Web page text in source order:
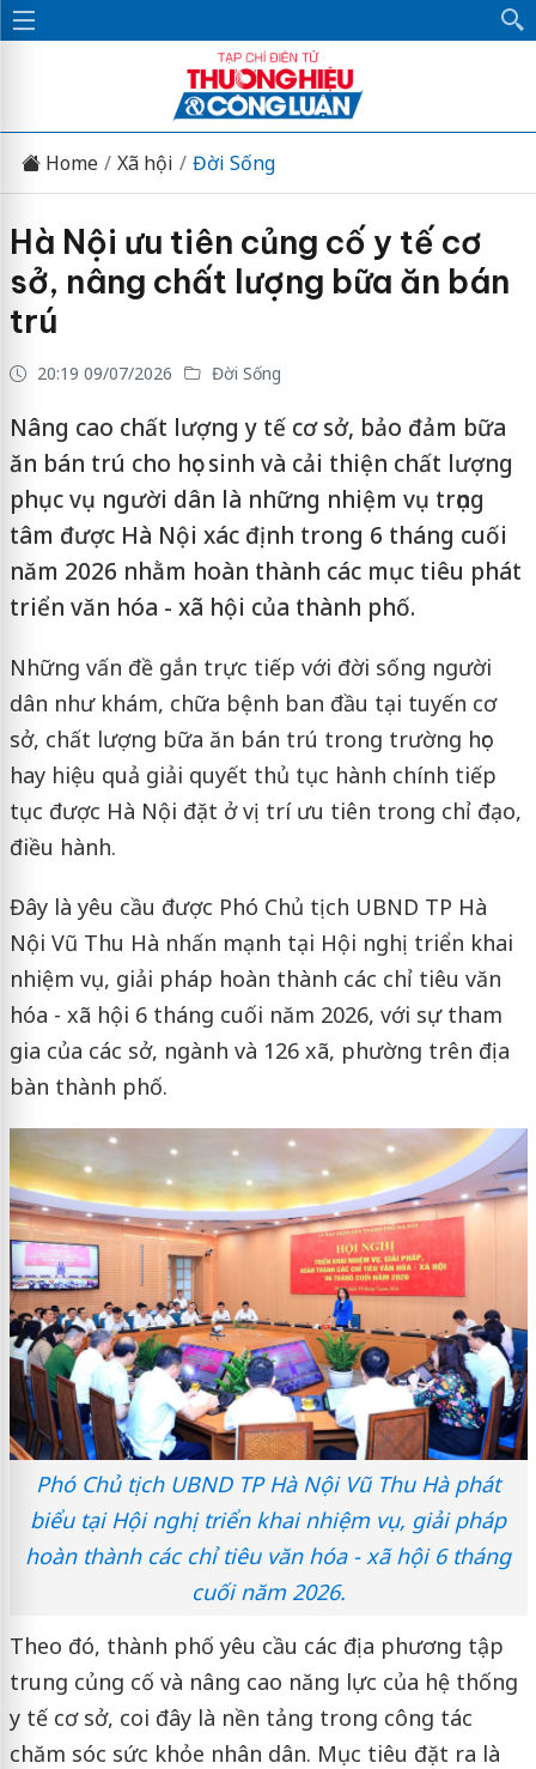
Home Xã hội Đời Sống
Hà Nội ưu tiên củng cố y tế cơ
sở, nâng chất lượng bữa ăn bán
trú
20:19 09/07/2026 Đời Sống
Nâng cao chất lượng y tế cơ sở, bảo đảm bữa
ăn bán trú cho học sinh và cải thiện chất lượng
phục vụ người dân là những nhiệm vụ trọng
tâm được Hà Nội xác định trong 6 tháng cuối
năm 2026 nhằm hoàn thành các mục tiêu phát
triển văn hóa - xã hội của thành phố.
Những vấn đề gắn trực tiếp với đời sống người
dân như khám, chữa bệnh ban đầu tại tuyến cơ
sở, chất lượng bữa ăn bán trú trong trường học
hay hiệu quả giải quyết thủ tục hành chính tiếp
tục được Hà Nội đặt ở vị trí ưu tiên trong chỉ đạo,
điều hành.
Đây là yêu cầu được Phó Chủ tịch UBND TP Hà
Nội Vũ Thu Hà nhấn mạnh tại Hội nghị triển khai
nhiệm vụ, giải pháp hoàn thành các chỉ tiêu văn
hóa - xã hội 6 tháng cuối năm 2026, với sự tham
gia của các sở, ngành và 126 xã, phường trên địa
bàn thành phố.
Phó Chủ tịch UBND TP Hà Nội Vũ Thu Hà phát
biểu tại Hội nghị triển khai nhiệm vụ, giải pháp
hoàn thành các chỉ tiêu văn hóa - xã hội 6 tháng
cuối năm 2026.
Theo đó, thành phố yêu cầu các địa phương tập
trung củng cố và nâng cao năng lực của hệ thống
y tế cơ sở, coi đây là nền tảng trong công tác
chăm sóc sức khỏe nhân dân. Mục tiêu đặt ra là